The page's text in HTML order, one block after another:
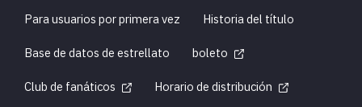
Para usuarios por primera vez
Historia del título
Base de datos de estrellato
boleto
Club de fanáticos
Horario de distribución